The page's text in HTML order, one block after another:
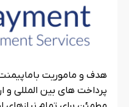
هدف و ماموریت
پرداخت های بین المللی و